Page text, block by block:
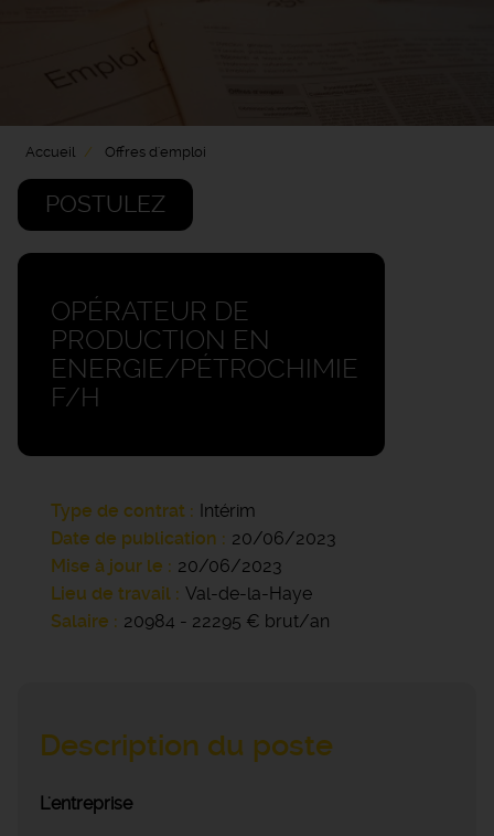
Accueil Offres d'emploi
POSTULEZ
OPÉRATEUR DE
PRODUCTION EN
ENERGIE/PÉTROCHIMIE
F/H
Type de contrat
Intérim
Date de publication
20/06/2023
Mise à jour le
20/06/2023
Lieu de travail
Val-de-la-Haye
Salaire
20984 - 22295 € brut/an
Description du poste
L'entreprise